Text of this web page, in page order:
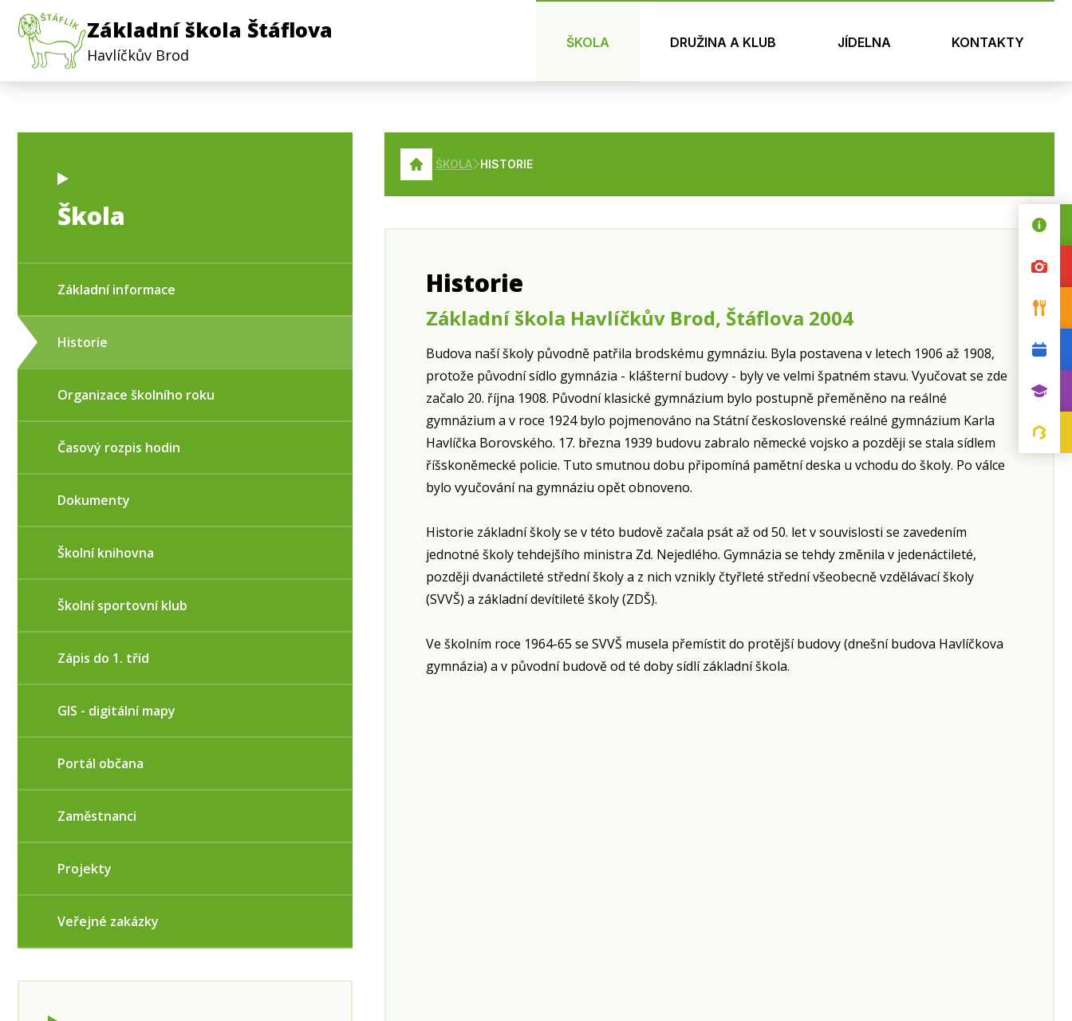
Základní škola Štáflova
Havlíčkův Brod
ŠKOLA DRUŽINA A KLUB JÍDELNA KONTAKTY
ŠKOLA HISTORIE
Historie
Základní škola Havlíčkův Brod, Štáflova 2004
Budova naší školy původně patřila brodskému gymnáziu. Byla postavena v letech 1906 až 1908,
protože původní sídlo gymnázia - klášterní budovy - byly ve velmi špatném stavu. Vyučovat se zde
začalo 20. října 1908. Původní klasické gymnázium bylo postupně přeměněno na reálné
gymnázium a v roce 1924 bylo pojmenováno na Státní československé reálné gymnázium Karla
Havlíčka Borovského. 17. března 1939 budovu zabralo německé vojsko a později se stala sídlem
říšskoněmecké policie. Tuto smutnou dobu připomíná pamětní deska u vchodu do školy. Po válce
bylo vyučování na gymnáziu opět obnoveno.
Historie základní školy se v této budově začala psát až od 50. let v souvislosti se zavedením
jednotné školy tehdejšího ministra Zd. Nejedlého. Gymnázia se tehdy změnila v jedenáctileté,
později dvanáctileté střední školy a z nich vznikly čtyřleté střední všeobecně vzdělávací školy
(SVVŠ) a základní devítileté školy (ZDŠ).
Ve školním roce 1964-65 se SVVŠ musela přemístit do protější budovy (dnešní budova Havlíčkova
gymnázia) a v původní budově od té doby sídlí základní škola.
Škola
Základní informace
Historie
Organizace školního roku
Časový rozpis hodin
Dokumenty
Školní knihovna
Školní sportovní klub
Zápis do 1. tříd
GIS - digitální mapy
Portál občana
Zaměstnanci
Projekty
Veřejné zakázky